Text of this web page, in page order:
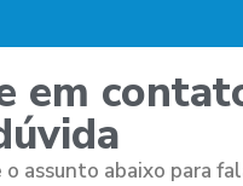
em
assunto abaixo para